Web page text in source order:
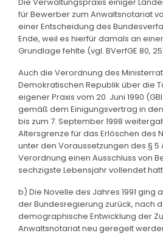
für Bewerber zum Anwaltsnotariat
einer Entscheidung des
Ende, weil es hierfür damals an
Grundlage fehlte (vgl. BVerfGE 80,
Auch die Verordnung des
Demokratischen Republik über die
eigener Praxis vom 20. Juni 1990
gemäß dem Einigungsvertrag in
bis zum 7. September 1998
Altersgrenze für das Erlöschen des
unter den Voraussetzungen des § 5
Verordnung einen Ausschluss von
sechzigste Lebensjahr vollendet
b) Die Novelle des Jahres 1991 ging
der Bundesregierung zurück, nach
demographische Entwicklung der
Anwaltsnotariat neu geregelt